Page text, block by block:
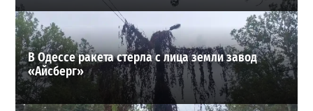
В Одессе ракета стерла с лица земли завод
«Айсберг»